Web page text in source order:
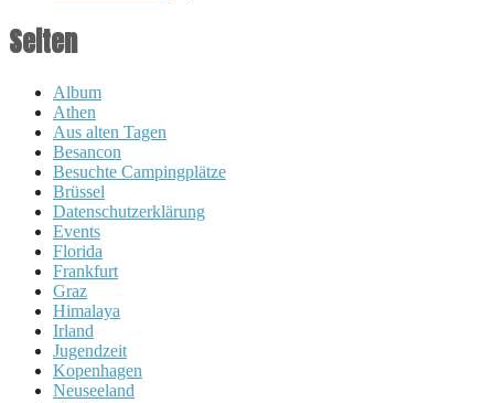
Seiten
Album
Athen
Aus alten Tagen
Besancon
Besuchte Campingplätze
Brüssel
Datenschutzerklärung
Events
Florida
Frankfurt
Graz
Himalaya
Irland
Jugendzeit
Kopenhagen
Neuseeland